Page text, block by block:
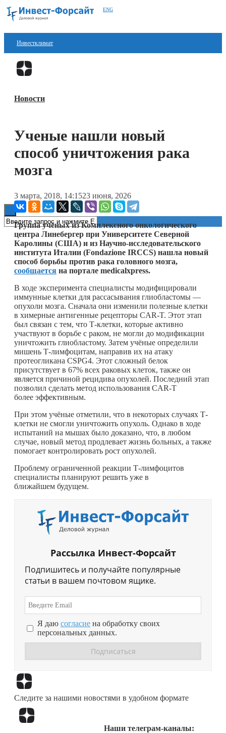
ENG
Инвестклимат
Финансы
Блокчейн
Новости
Ученые нашли новый
способ уничтожения рака
мозга
3 марта, 2018, 14:1523 июня, 2026
Группа учёных из Комплексного онкологического
центра Линебергер при Университете Северной
Каролины (США) и из Научно-исследовательского
института Италии (Fondazione IRCCS) нашла новый
способ борьбы против рака головного мозга,
сообщается на портале medicalxpress.
В ходе эксперимента специалисты модифицировали
иммунные клетки для рассасывания глиобластомы —
опухоли мозга. Сначала они изменили полезные клетки
в химерные антигенные рецепторы CAR-T. Этот этап
был связан с тем, что Т-клетки, которые активно
участвуют в борьбе с раком, не могли до модификации
уничтожить глиобластому. Затем учёные определили
мишень Т-лимфоцитам, направив их на атаку
протеогликана CSPG4. Этот сложный белок
присутствует в 67% всех раковых клеток, также он
является причиной рецидива опухолей. Последний этап
позволил сделать метод использования CAR-T
более эффективным.
При этом учёные отметили, что в некоторых случаях Т-
клетки не смогли уничтожить опухоль. Однако в ходе
испытаний на мышах было доказано, что, в любом
случае, новый метод продлевает жизнь больных, а также
помогает контролировать рост опухолей.
Проблему ограниченной реакции Т-лимфоцитов
специалисты планируют решить уже в
ближайшем будущем.
Рассылка Инвест-Форсайт
Подпишитесь и получайте популярные
статьи в вашем почтовом ящике.
Я даю согласие на обработку своих
персональных данных.
Следите за нашими новостями в удобном формате
Наши телеграм-каналы: